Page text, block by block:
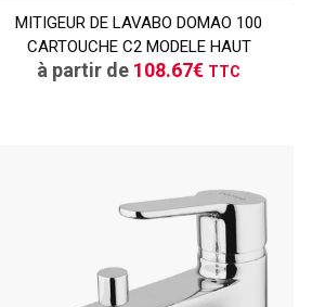
MITIGEUR DE LAVABO DOMAO 100
CARTOUCHE C2 MODELE HAUT
à partir de 108.67€ TTC
CONSULTER
Demande de devis